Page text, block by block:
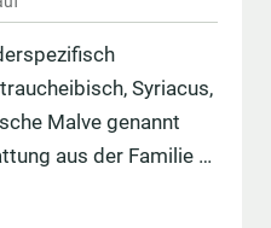
Syriacus,
Malve genannt
aus der Familie …